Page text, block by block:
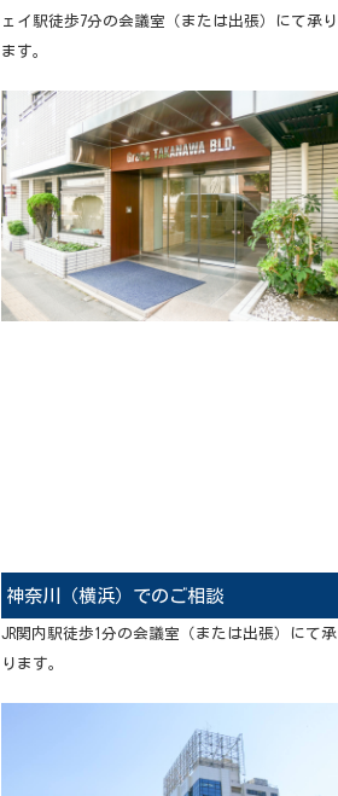
ェイ駅徒歩7分の会議室（または出張）にて承り
ます。
神奈川（横浜）でのご相談
JR関内駅徒歩1分の会議室（または出張）にて承
ります。